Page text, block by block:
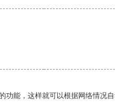
能，这样就可以根据网络情况